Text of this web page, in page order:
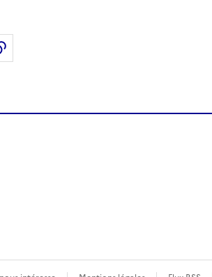
Twitter)
par email